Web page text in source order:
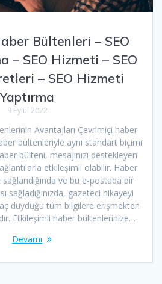
Bültenleri – SEO
– SEO Hizmeti – SEO
– SEO Hizmeti
Yaptırma
9 Eylül 2022
Avantajları Çevrimiçi haber
bültenleriyle aynı standart biçimi
bülteni, mesajınızı destekleyen
etkileşimli olabilir. Haber
ve bu e-postada bir
sağladığınızda, gazeteci hikayeyi
duyduğu tüm bilgilere erişmekten
Etkileşimli haber bültenlerinize…
Devamı